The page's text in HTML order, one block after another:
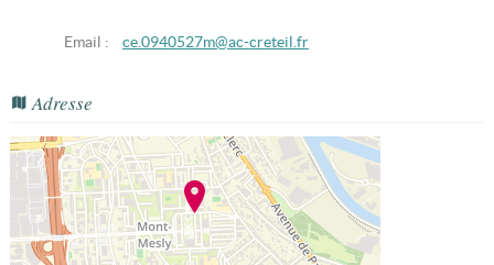
Email : ce.0940527m@ac-creteil.fr
Adresse